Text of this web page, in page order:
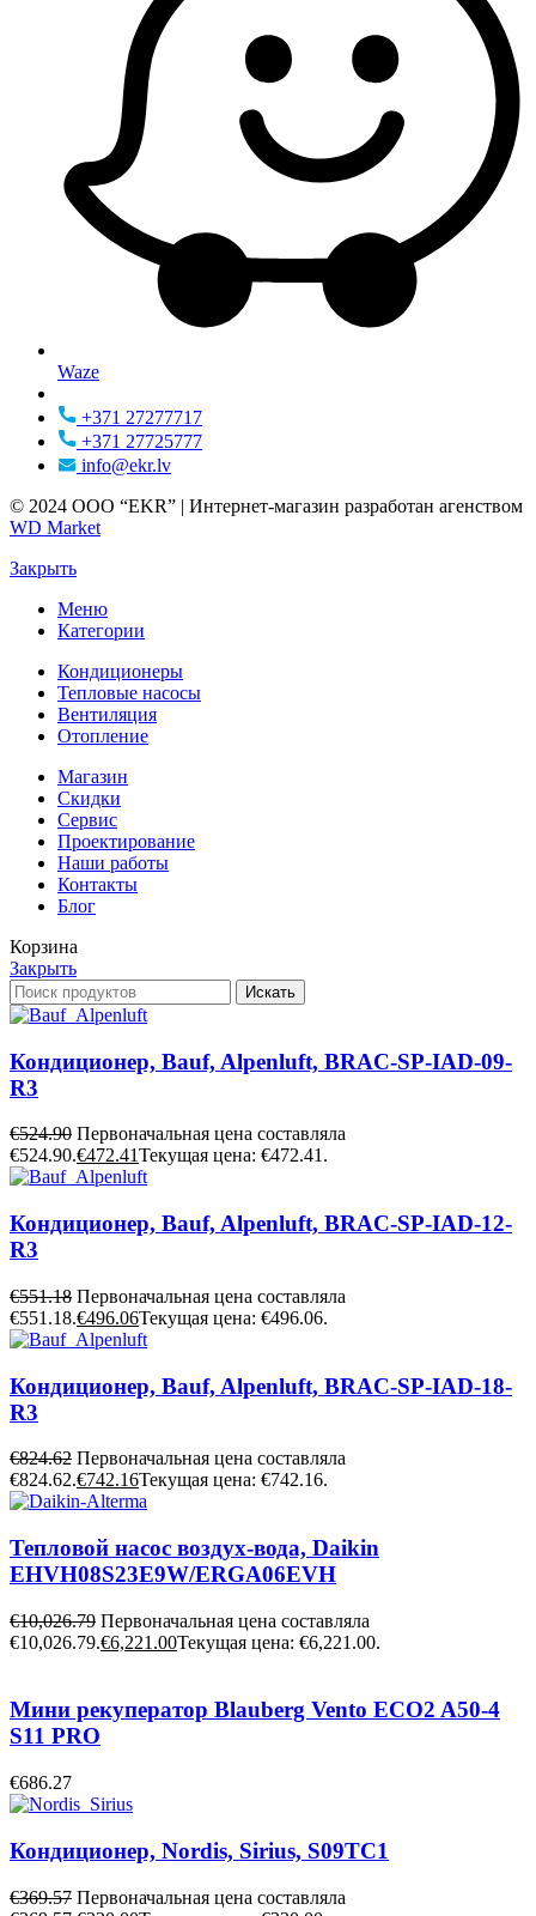
Waze
+371 27277717
+371 27725777
info@ekr.lv
© 2024 ООО “EKR” | Интернет-магазин разработан агенством
WD Market
Закрыть
Меню
Категории
Кондиционеры
Тепловые насосы
Вентиляция
Отопление
Магазин
Скидки
Сервис
Проектирование
Наши работы
Контакты
Блог
Корзина
Закрыть
Искать
Кондиционер, Bauf, Alpenluft, BRAC-SP-IAD-09-
R3
€524.90 Первоначальная цена составляла
€524.90.€472.41Текущая цена: €472.41.
Кондиционер, Bauf, Alpenluft, BRAC-SP-IAD-12-
R3
€551.18 Первоначальная цена составляла
€551.18.€496.06Текущая цена: €496.06.
Кондиционер, Bauf, Alpenluft, BRAC-SP-IAD-18-
R3
€824.62 Первоначальная цена составляла
€824.62.€742.16Текущая цена: €742.16.
Тепловой насос воздух-вода, Daikin
EHVH08S23E9W/ERGA06EVH
€10,026.79 Первоначальная цена составляла
€10,026.79.€6,221.00Текущая цена: €6,221.00.
Мини рекуператор Blauberg Vento ECO2 A50-4
S11 PRO
€686.27
Кондиционер, Nordis, Sirius, S09TC1
€369.57 Первоначальная цена составляла